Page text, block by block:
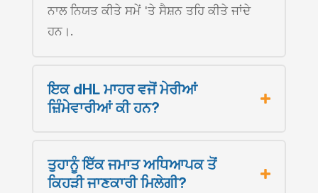
ਨਾਲ ਨਿਯਤ ਕੀਤੇ ਸਮੇਂ 'ਤੇ ਸੈਸ਼ਨ ਤਹਿ ਕੀਤੇ ਜਾਂਦੇ
ਹਨ।.
ਇਕ dHL ਮਾਹਰ ਵਜੋਂ ਮੇਰੀਆਂ
ਜ਼ਿੰਮੇਵਾਰੀਆਂ ਕੀ ਹਨ?
ਤੁਹਾਨੂੰ ਇੱਕ ਜਮਾਤ ਅਧਿਆਪਕ ਤੋਂ
ਕਿਹੜੀ ਜਾਣਕਾਰੀ ਮਿਲੇਗੀ?